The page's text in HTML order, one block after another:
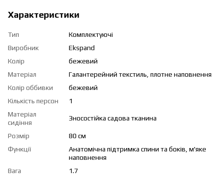
Характеристики
Тип
Комплектуючі
Виробник
Ekspand
Колір
бежевий
Матеріал
Галантерейний текстиль, плотне наповнення
Колір оббивки
бежевий
Кількість персон
1
Матеріал
сидіння
Зносостійка садова тканина
Розмір
80 см
Функції
Анатомічна підтримка спини та боків, м'яке
наповнення
Вага
1.7